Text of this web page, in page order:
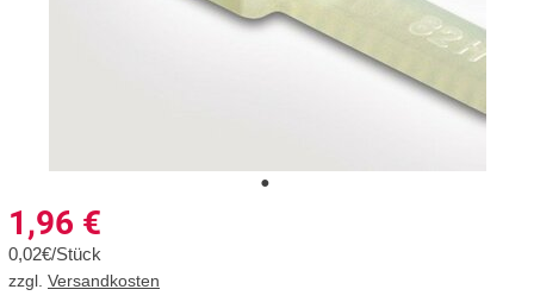
1,96 €
0,02€/Stück
zzgl. Versandkosten